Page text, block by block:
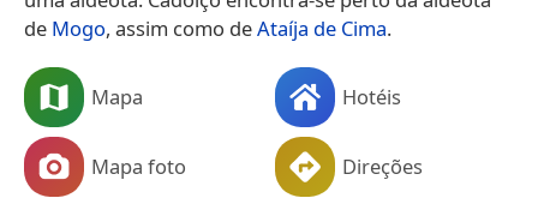
de Mogo, assim como deAtaíja de Cima.
Mapa Hotéis
Mapa foto Direções